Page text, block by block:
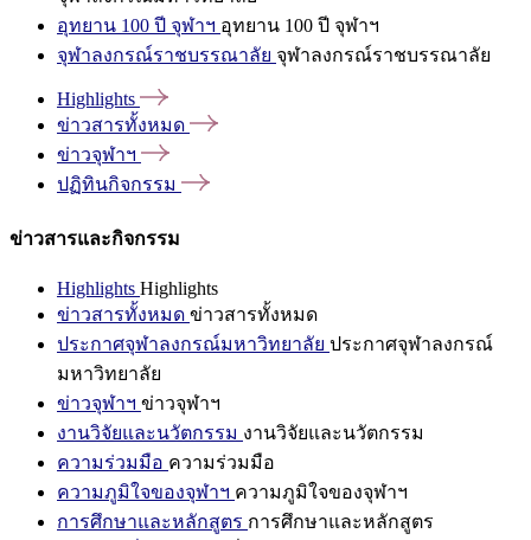
อุทยาน 100 ปี จุฬาฯ อุทยาน 100 ปี จุฬาฯ
จุฬาลงกรณ์ราชบรรณาลัย จุฬาลงกรณ์ราชบรรณาลัย
Highlights
ข่าวสารทั้งหมด
ข่าวจุฬาฯ
ปฏิทินกิจกรรม
ข่าวสารและกิจกรรม
Highlights Highlights
ข่าวสารทั้งหมด ข่าวสารทั้งหมด
ประกาศจุฬาลงกรณ์มหาวิทยาลัย ประกาศจุฬาลงกรณ์
มหาวิทยาลัย
ข่าวจุฬาฯ ข่าวจุฬาฯ
งานวิจัยและนวัตกรรม งานวิจัยและนวัตกรรม
ความร่วมมือ ความร่วมมือ
ความภูมิใจของจุฬาฯ ความภูมิใจของจุฬาฯ
การศึกษาและหลักสูตร การศึกษาและหลักสูตร